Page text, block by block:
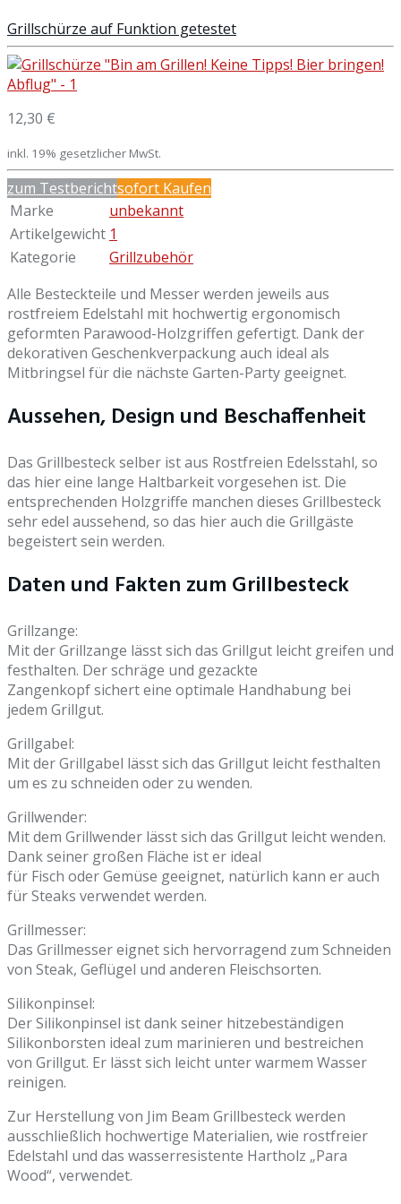
Grillschürze auf Funktion getestet
12,30 €
inkl. 19% gesetzlicher MwSt.
zum Testberichtsofort Kaufen
Marke
unbekannt
Artikelgewicht 1
Kategorie
Grillzubehör
Alle Besteckteile und Messer werden jeweils aus
rostfreiem Edelstahl mit hochwertig ergonomisch
geformten Parawood-Holzgriffen gefertigt. Dank der
dekorativen Geschenkverpackung auch ideal als
Mitbringsel für die nächste Garten-Party geeignet.
Aussehen, Design und Beschaffenheit
Das Grillbesteck selber ist aus Rostfreien Edelsstahl, so
das hier eine lange Haltbarkeit vorgesehen ist. Die
entsprechenden Holzgriffe manchen dieses Grillbesteck
sehr edel aussehend, so das hier auch die Grillgäste
begeistert sein werden.
Daten und Fakten zum Grillbesteck
Grillzange:
Mit der Grillzange lässt sich das Grillgut leicht greifen und
festhalten. Der schräge und gezackte
Zangenkopf sichert eine optimale Handhabung bei
jedem Grillgut.
Grillgabel:
Mit der Grillgabel lässt sich das Grillgut leicht festhalten
um es zu schneiden oder zu wenden.
Grillwender:
Mit dem Grillwender lässt sich das Grillgut leicht wenden.
Dank seiner großen Fläche ist er ideal
für Fisch oder Gemüse geeignet, natürlich kann er auch
für Steaks verwendet werden.
Grillmesser:
Das Grillmesser eignet sich hervorragend zum Schneiden
von Steak, Geflügel und anderen Fleischsorten.
Silikonpinsel:
Der Silikonpinsel ist dank seiner hitzebeständigen
Silikonborsten ideal zum marinieren und bestreichen
von Grillgut. Er lässt sich leicht unter warmem Wasser
reinigen.
Zur Herstellung von Jim Beam Grillbesteck werden
ausschließlich hochwertige Materialien, wie rostfreier
Edelstahl und das wasserresistente Hartholz „Para
Wood“, verwendet.